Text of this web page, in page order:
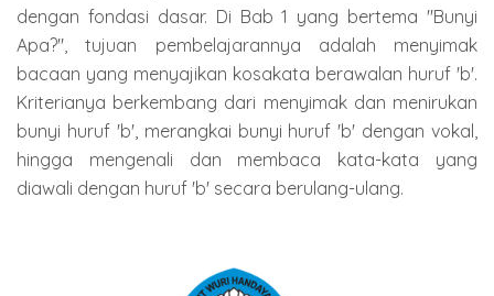
dengan fondasi dasar. Di Bab 1 yang bertema "Bunyi
Apa?", tujuan pembelajarannya adalah menyimak
bacaan yang menyajikan kosakata berawalan huruf 'b'.
Kriterianya berkembang dari menyimak dan menirukan
bunyi huruf 'b', merangkai bunyi huruf 'b' dengan vokal,
hingga mengenali dan membaca kata-kata yang
diawali dengan huruf 'b' secara berulang-ulang.